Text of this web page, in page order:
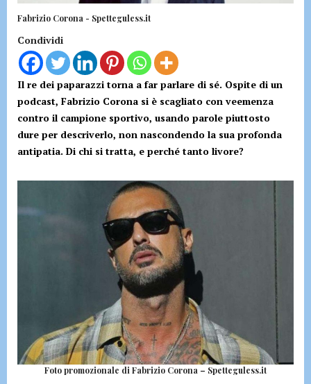
Fabrizio Corona - Spetteguless.it
Condividi
Il re dei paparazzi torna a far parlare di sé. Ospite di un
podcast, Fabrizio Corona si è scagliato con veemenza
contro il campione sportivo, usando parole piuttosto
dure per descriverlo, non nascondendo la sua profonda
antipatia. Di chi si tratta, e perché tanto livore?
Foto promozionale di Fabrizio Corona – Spetteguless.it